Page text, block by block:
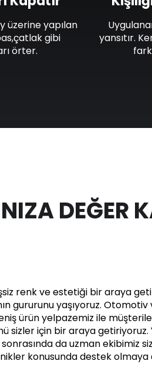
üzerine yapılan
gibi
örter.
yansıtır.
DEĞER
renk ve estetiği bir araya
gururunu yaşıyoruz.
ürün yelpazemiz ile
sizler için bir araya getiriyoruz.
sonrasında da uzman ekibimiz
konusunda destek